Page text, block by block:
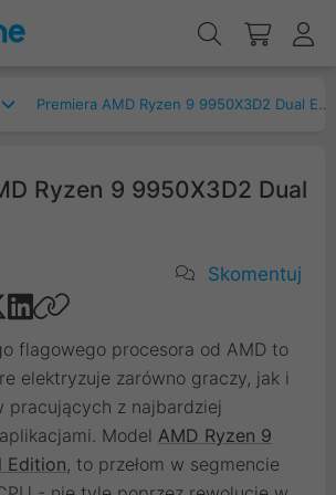
Premiera AMD Ryzen 9 9950X3D2 Dual Edition
Ryzen 9 9950X3D2 Dual
Skomentuj
flagowego procesora od AMD to
elektryzuje zarówno graczy, jak i
pracujących z najbardziej
Model AMD Ryzen 9
Edition, to przełom w segmencie